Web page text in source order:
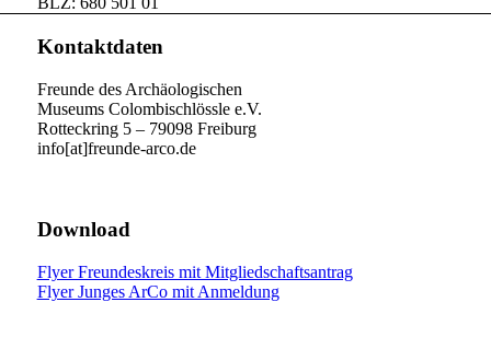
Kontaktdaten
Freunde des Archäologischen
Museums Colombischlössle e.V.
Rotteckring 5 – 79098 Freiburg
info[at]freunde-arco.de
Download
Flyer Freundeskreis mit Mitgliedschaftsantrag
Flyer Junges ArCo mit Anmeldung